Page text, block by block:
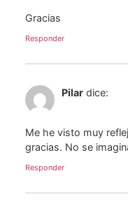
Gracias
Responder
Pilar dice:
Me he visto muy
gracias. No se
Responder